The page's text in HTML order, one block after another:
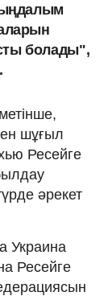
болады",
шұғыл
Ресейге
әрекет
Украина
Ресейге